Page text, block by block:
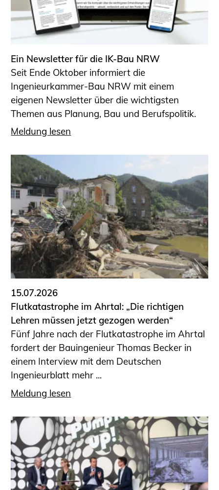
Ein Newsletter für die IK-Bau NRW
Seit Ende Oktober informiert die
Ingenieurkammer-Bau NRW mit einem
eigenen Newsletter über die wichtigsten
Themen aus Planung, Bau und Berufspolitik.
Meldung lesen
15.07.2026
Flutkatastrophe im Ahrtal: „Die richtigen
Lehren müssen jetzt gezogen werden“
Fünf Jahre nach der Flutkatastrophe im Ahrtal
fordert der Bauingenieur Thomas Becker in
einem Interview mit dem Deutschen
Ingenieurblatt mehr ...
Meldung lesen